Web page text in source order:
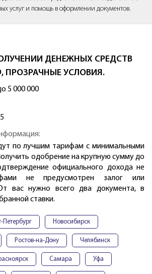
услуг и помощь в оформлении документов.
ДЕНЕЖНЫХ СРЕДСТВ
ПРОЗРАЧНЫЕ УСЛОВИЯ.
5 000 000
по лучшим тарифам с минимальными
одобрение на крупную сумму до
официального дохода не
не предусмотрен залог или
вас нужно всего два документа, в
ставки.
Петербург Новосибирск
Ростов-на-Дону Челябинск
Самара Уфа